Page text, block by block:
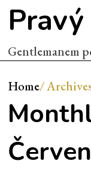
Gentlemanem
Home/